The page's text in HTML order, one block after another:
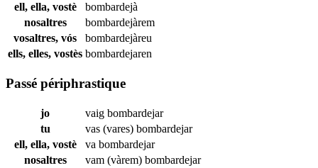
ell, ella, vostè
bombardejà
nosaltres
bombardejàrem
vosaltres, vós
bombardejàreu
ells, elles, vostès bombardejaren
Passé périphrastique
jo vaig bombardejar
tu
vas (vares) bombardejar
ell, ella, vostè
va bombardejar
nosaltres
vam (vàrem) bombardejar